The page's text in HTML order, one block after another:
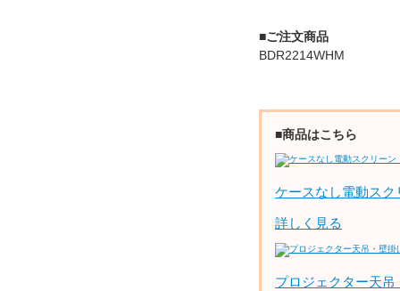
■ご注文商品
BDR2214WHM
■商品はこちら
ケースなし電動ス
詳しく見る
プロジェクター天